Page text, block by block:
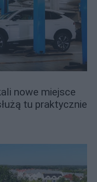
nowe miejsce
tu praktycznie